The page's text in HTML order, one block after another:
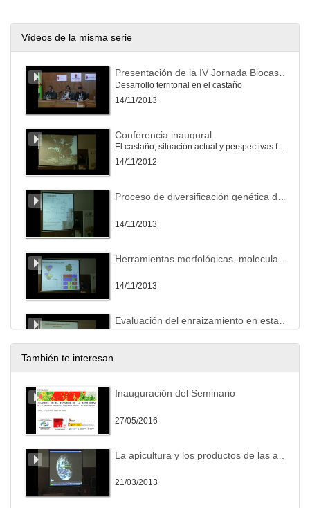
Vídeos de la misma serie
Desarrollo territorial en el castaño
14/11/2013
Conferencia inaugural
El castaño, situación actual y perspectivas futuras
14/11/2012
14/11/2013
14/11/2013
También te interesan
Inauguración del Seminario
27/05/2016
21/03/2013